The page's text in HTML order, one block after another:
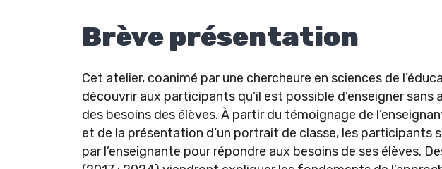
Brève présentation
Cet atelier, coanimé par une chercheure en sciences de
découvrir aux participants qu’il est possible d’enseigner
des besoins des élèves. À partir du témoignage de
et de la présentation d’un portrait de classe, les participants
par l’enseignante pour répondre aux besoins de ses élèves.